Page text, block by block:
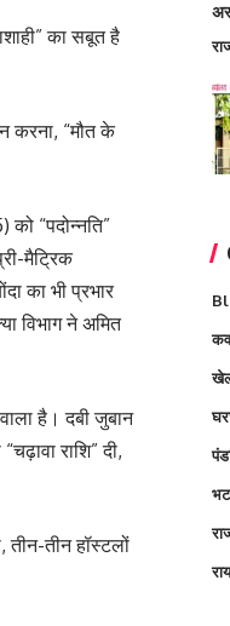
का सबूत है
करना, “मौत के
“पदोन्नति”
मैट्रिक
का भी प्रभार
विभाग ने अमित
है। दबी जुबान
राशि” दी,
तीन हॉस्टलों